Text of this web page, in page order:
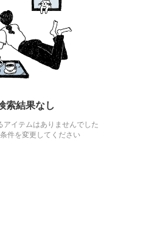
索結果なし
アイテムはありませんでした
件を変更してください